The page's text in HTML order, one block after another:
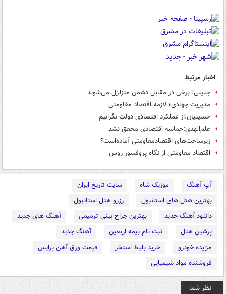
اخبار مرتبط
جلیلی: برخی در مقابل دشمن متزلزل می‌شوند
مديريت جهادي؛ لازمه اقتصاد مقاومتي
حسینیان:از عملکرد اقتصادی دولت نگرانیم
علم‌الهدی:حماسه اقتصادی محقق نشد
زیرساخت‌های اقتصادمقاومتی آماده‌است؟
اقتصاد مقاومتی از نگاه پروفسور روس
آپ آهنگ موزیک شاه
سایت تاریخ ایران
بهترین هتل های استانبول
رزرو هتل استانبول
دانلود آهنگ جدید
بهترین جراح بینی ترمیمی
آهنگ های جدید
پرشین هتل
ثبت نام بیمه اربعین
آهنگ جدید
مزایده خودرو
خرید بلیط استخر
قیمت ورق آهن پرایس
فروشنده مواد شیمیایی
نظر شما